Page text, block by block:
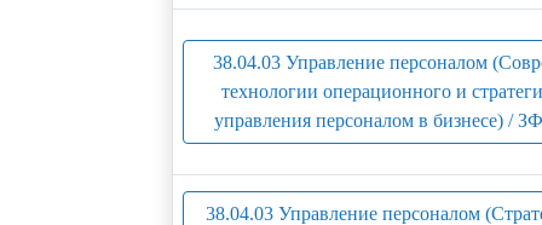
38.04.03 Управление персоналом
технологии операционного и
управления персоналом в бизнесе) /
38.04.03 Управление персоналом